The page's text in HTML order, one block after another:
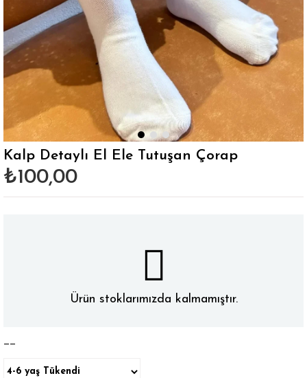
Kalp Detaylı El Ele Tutuşan Çorap
₺100,00
Ürün stoklarımızda kalmamıştır.
——